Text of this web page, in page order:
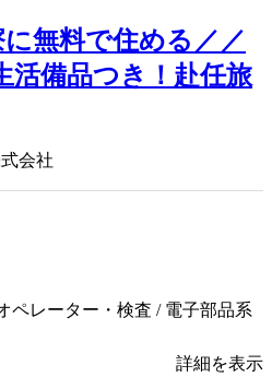
無料で住める／／
活備品つき！赴任旅
会社
ペレーター・検査 / 電子部品系
詳細を表示